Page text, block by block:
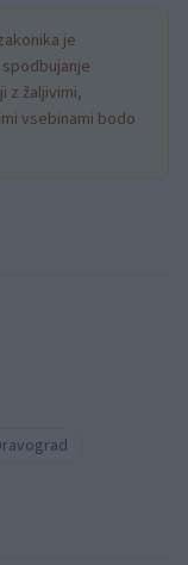
je
z žaljivimi,
vsebinami bodo